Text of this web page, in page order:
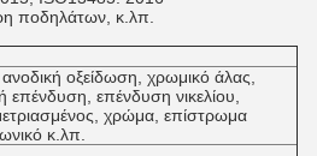
ποδηλάτων, κ.λπ.
οξείδωση, χρωμικό άλας,
επένδυση, επένδυση νικελίου,
χρώμα, επίστρωμα
κ.λπ.